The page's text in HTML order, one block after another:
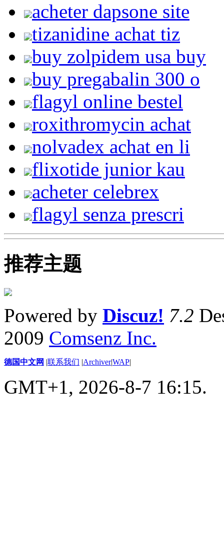
acheter dapsone site
tizanidine achat tiz
buy zolpidem usa buy
buy pregabalin 300 o
flagyl online bestel
roxithromycin achat
nolvadex achat en li
flixotide junior kau
acheter celebrex
flagyl senza prescri
推荐主题
Powered by Discuz! 7.2
2009 Comsenz Inc.
德国中文网 |联系我们 |Archiver|WAP|
GMT+1, 2026-8-7 16:15.